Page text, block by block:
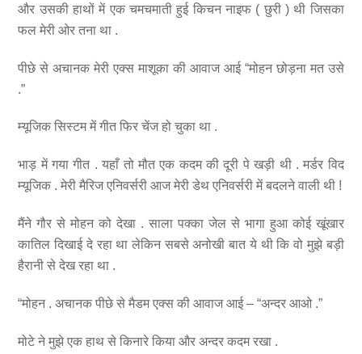
और उसकी हाथों में एक चमचमाती हुई किचन नाइफ ( छुरी ) थी जिसका
फल मेरी ओर तना था .
पीछे से अचानक मेरी एक्स माशूका की आवाज आई “मोहन छोड़ना मत उसे
.”
म्यूजिक सिस्टम में गीत फिर चेंज हो चुका था .
भाड़ में गया गीत . यहाँ तो मौत एक कदम की दूरी पे खड़ी थी . मर्डर विद
म्यूजिक . मेरी मैरिज एनिवर्सरी आज मेरी डेथ एनिवर्सरी में बदलने वाली थी !
मैंने गौर से मोहन को देखा . साला पक्का जेल से भागा हुआ कोई खूंखार
कातिल दिखाई दे रहा था लेकिन सबसे अनोखी बात ये थी कि वो मुझे बड़ी
हैरानी से देख रहा था .
“मोहन . अचानक पीछे से मैडम एक्स की आवाज आई – “अन्दर आओ .”
मोटे ने मुझे एक हाथ से किनारे किया और अन्दर कदम रखा .